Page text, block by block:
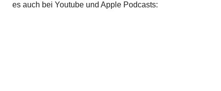
es auch bei Youtube und Apple Podcasts: